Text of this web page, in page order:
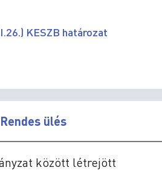
KESZB határozat
ülés
között létrejött